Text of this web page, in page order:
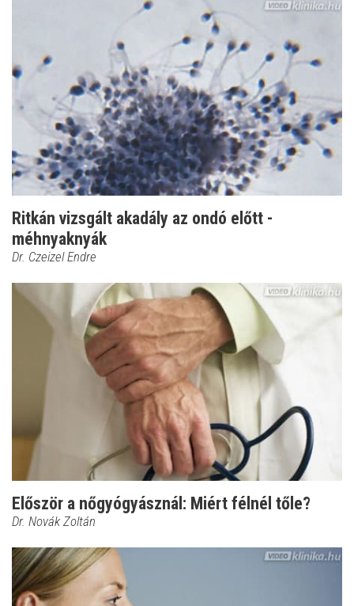
Ritkán vizsgált akadály az ondó előtt -
méhnyaknyák
Dr. Czeizel Endre
Először a nőgyógyásznál: Miért félnél tőle?
Dr. Novák Zoltán